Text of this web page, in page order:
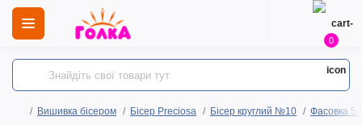
0
Вишивка бісером Бісер Preciosa Бісер круглий №10 Фасовка 5